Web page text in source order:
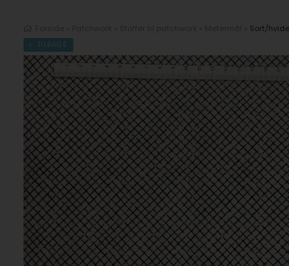
Sort/
TILBAGE